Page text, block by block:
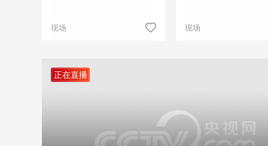
现场 现场
正在直播